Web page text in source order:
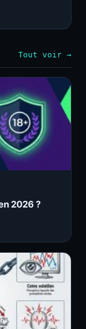
Tout voir →
2026 ?